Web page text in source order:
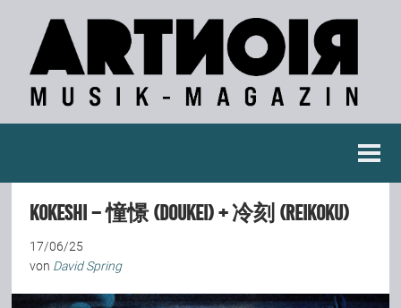
Konzertberichte
Fotoreportagen
Kokeshi – 憧憬 (Doukei) + 冷刻 (Reikoku)
17/06/25
von David Spring